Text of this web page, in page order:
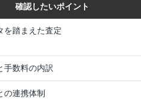
確認したいポイント
を踏まえた査定
手数料の内訳
の連携体制